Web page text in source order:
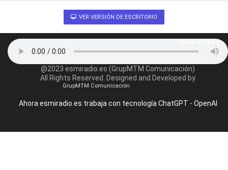
VER VERSIÓN DE ESCRITORIO
@2023 esmiradio.es (GrupMTM Comunicación)
All Rights Reserved. Designed and Developed by
GrupMTM Comunicación
Ahora esmiradio.es trabaja con tecnología ChatGPT - OpenAI